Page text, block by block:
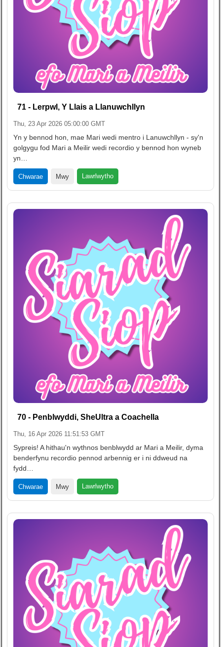
71 - Lerpwl, Y Llais a Llanuwchllyn
Thu, 23 Apr 2026 05:00:00 GMT
Yn y bennod hon, mae Mari wedi mentro i Lanuwchllyn - sy'n
golgygu fod Mari a Meilir wedi recordio y bennod hon wyneb
yn…
Chwarae Mwy Lawrlwytho
70 - Penblwyddi, SheUltra a Coachella
Thu, 16 Apr 2026 11:51:53 GMT
Sypreis! A hithau'n wythnos benblwydd ar Mari a Meilir, dyma
benderfynu recordio pennod arbennig er i ni ddweud na
fydd…
Chwarae Mwy Lawrlwytho